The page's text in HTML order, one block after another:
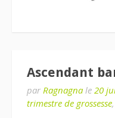
Ascendant
par Ragnagna le 20
trimestre de grossesse,